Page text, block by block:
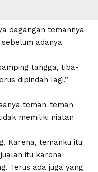
dagangan temannya
adanya
tangga, tiba-
dipindah lagi,”
teman-teman
memiliki niatan
Karena, temanku itu
itu karena
Terus ada juga yang